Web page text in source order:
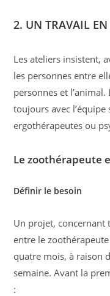
2. UN TRAVAIL EN
Les ateliers insistent,
les personnes entre
personnes et
toujours avec
ergothérapeutes ou
Le zoothérapeute
Définir le besoin
Un projet,
entre le
quatre mois, à raison
semaine. Avant la
: